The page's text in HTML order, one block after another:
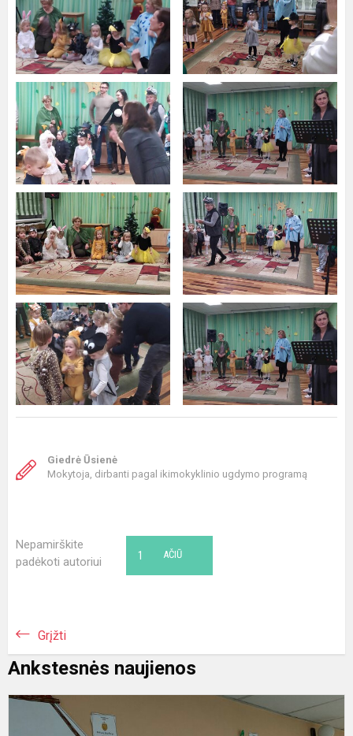
Giedrė Ūsienė
Mokytoja, dirbanti pagal ikimokyklinio ugdymo programą
Nepamirškite
padėkoti autoriui
AČIŪ
1
Grįžti
Ankstesnės naujienos